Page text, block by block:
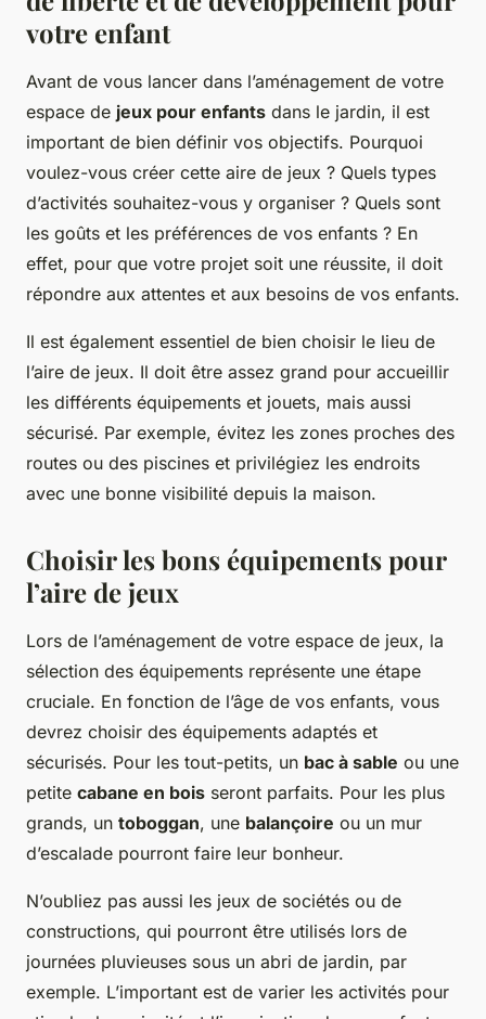
votre enfant
Avant de vous lancer dans l’aménagement de votre
espace de jeux pour enfants dans le jardin, il est
important de bien définir vos objectifs. Pourquoi
voulez-vous créer cette aire de jeux ? Quels types
d’activités souhaitez-vous y organiser ? Quels sont
les goûts et les préférences de vos enfants ? En
effet, pour que votre projet soit une réussite, il doit
répondre aux attentes et aux besoins de vos enfants.
Il est également essentiel de bien choisir le lieu de
l’aire de jeux. Il doit être assez grand pour accueillir
les différents équipements et jouets, mais aussi
sécurisé. Par exemple, évitez les zones proches des
routes ou des piscines et privilégiez les endroits
avec une bonne visibilité depuis la maison.
Choisir les bons équipements pour
l’aire de jeux
Lors de l’aménagement de votre espace de jeux, la
sélection des équipements représente une étape
cruciale. En fonction de l’âge de vos enfants, vous
devrez choisir des équipements adaptés et
sécurisés. Pour les tout-petits, un bac à sable ou une
petite cabane en bois seront parfaits. Pour les plus
grands, un toboggan, une balançoire ou un mur
d’escalade pourront faire leur bonheur.
N’oubliez pas aussi les jeux de sociétés ou de
constructions, qui pourront être utilisés lors de
journées pluvieuses sous un abri de jardin, par
exemple. L’important est de varier les activités pour